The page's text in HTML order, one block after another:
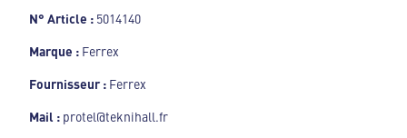
N° Article : 5014140
Marque : Ferrex
Fournisseur : Ferrex
Mail : protel@teknihall.fr